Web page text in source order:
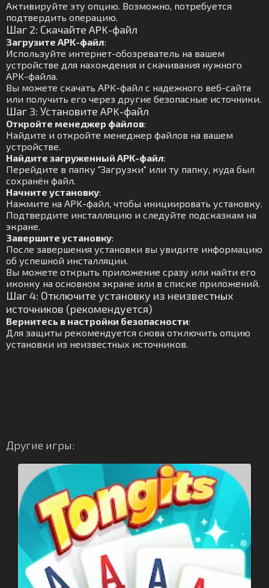
Активируйте эту опцию. Возможно, потребуется
подтвердить операцию.
Шаг 2: Скачайте APK-файл
Загрузите APK-файл:
Используйте интернет-обозреватель на вашем
устройстве для нахождения и скачивания нужного
APK-файла.
Вы можете скачать APK-файл с надежного веб-сайта
или получить его через другие безопасные источники.
Шаг 3: Установите APK-файл
Откройте менеджер файлов:
Найдите и откройте менеджер файлов на вашем
устройстве.
Найдите загруженный APK-файл:
Перейдите в папку "Загрузки" или ту папку, куда был
сохранён файл.
Начните установку:
Нажмите на APK-файл, чтобы инициировать установку.
Подтвердите инсталляцию и следуйте подсказкам на
экране.
Завершите установку:
После завершения установки вы увидите информацию
об успешной инсталляции.
Вы можете открыть приложение сразу или найти его
иконку на основном экране или в списке приложений.
Шаг 4: Отключите установку из неизвестных
источников (рекомендуется)
Вернитесь в настройки безопасности:
Для защиты рекомендуется снова отключить опцию
установки из неизвестных источников.
Другие игры: